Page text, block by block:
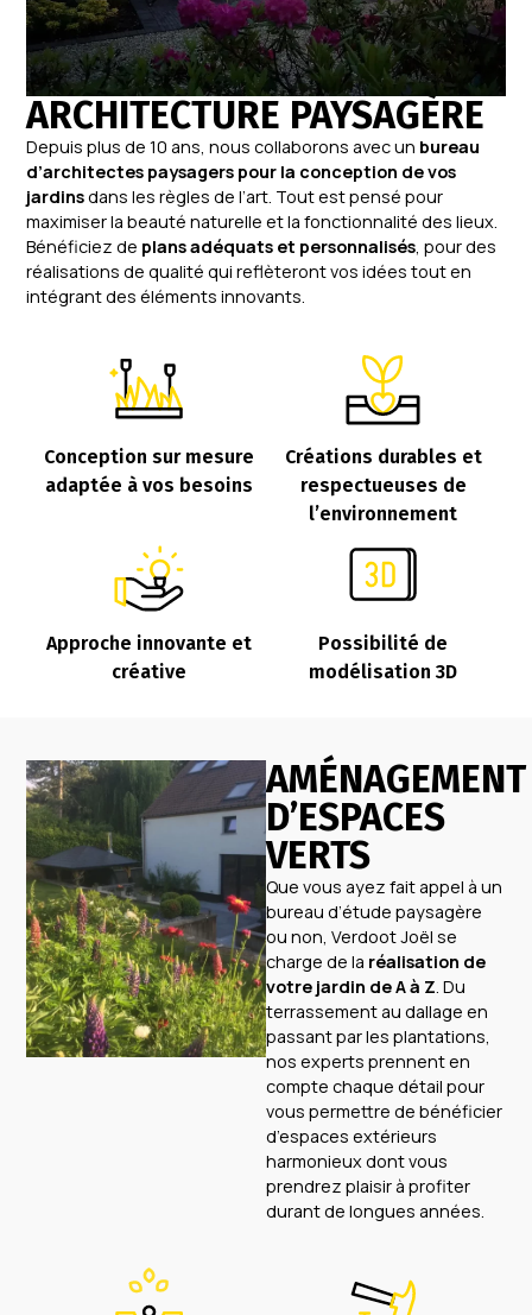
ARCHITECTURE PAYSAGÈRE
Depuis plus de 10 ans, nous collaborons avec un bureau
d’architectes paysagers pour la conception de vos
jardinsdans les règles de l’art. Tout est pensé pour
maximiser la beauté naturelle et la fonctionnalité des lieux.
Bénéficiez de plans adéquats et personnalisés, pour des
réalisations de qualité qui reflèteront vos idées tout en
intégrant des éléments innovants.
Conception sur mesure
adaptée à vos besoins
Créations durables et
respectueuses de
l’environnement
Approche innovante et
créative
Possibilité de
modélisation 3D
AMÉNAGEMENT
D’ESPACES
VERTS
Que vous ayez fait appel à un
bureau d’étude paysagère
ou non, Verdoot Joël se
charge de la réalisation de
votre jardin de A à Z . Du
terrassement au dallage en
passant par les plantations,
nos experts prennent en
compte chaque détail pour
vous permettre de bénéficier
d’espaces extérieurs
harmonieux dont vous
prendrez plaisir à profiter
durant de longues années.